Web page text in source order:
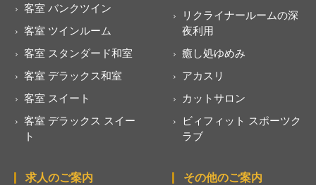
客室 バンクツイン
客室 ツインルーム
客室 スタンダード和室
客室 デラックス和室
客室 スイート
客室 デラックス スイー
ト
リクライナールームの深
夜利用
癒し処ゆめみ
アカスリ
カットサロン
ビィフィット スポーツク
ラブ
求人のご案内 その他のご案内